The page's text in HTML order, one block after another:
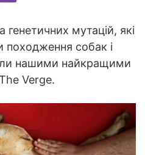
генетичних мутацій, які
походження собак і
нашими найкращими
Verge.